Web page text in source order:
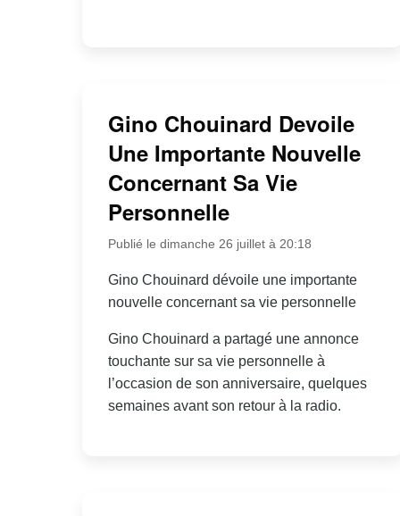
Gino Chouinard Devoile
Une Importante Nouvelle
Concernant Sa Vie
Personnelle
Publié le dimanche 26 juillet à 20:18
Gino Chouinard dévoile une importante
nouvelle concernant sa vie personnelle
Gino Chouinard a partagé une annonce
touchante sur sa vie personnelle à
l’occasion de son anniversaire, quelques
semaines avant son retour à la radio.